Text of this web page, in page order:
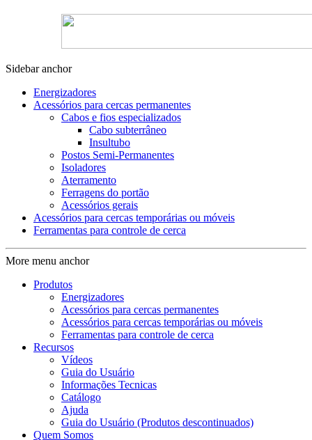
Sidebar anchor
Energizadores
Acessórios para cercas permanentes
Cabos e fios especializados
Cabo subterrâneo
Insultubo
Postos Semi-Permanentes
Isoladores
Aterramento
Ferragens do portão
Acessórios gerais
Acessórios para cercas temporárias ou móveis
Ferramentas para controle de cerca
More menu anchor
Produtos
Energizadores
Acessórios para cercas permanentes
Acessórios para cercas temporárias ou móveis
Ferramentas para controle de cerca
Recursos
Vídeos
Guia do Usuário
Informações Tecnicas
Catálogo
Ajuda
Guia do Usuário (Produtos descontinuados)
Quem Somos